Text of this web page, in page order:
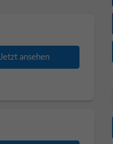
Jetzt ansehen